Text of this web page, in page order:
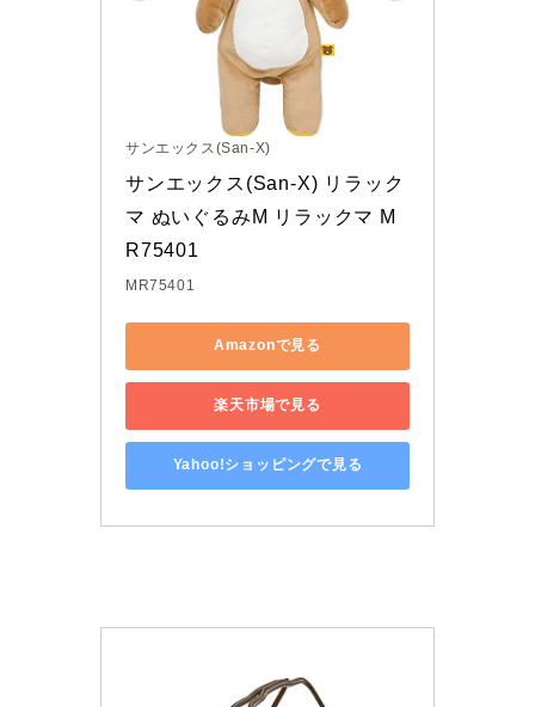
サンエックス(San-X)
サンエックス(San-X) リラック
マ ぬいぐるみM リラックマ M
R75401
MR75401
Amazonで見る
楽天市場で見る
Yahoo!ショッピングで見る
関ケ原市
垂井町
神戸町
中濃地域